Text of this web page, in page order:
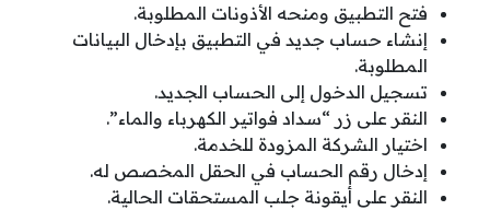
فتح التطبيق ومنحه الأذونات المطلوبة.
إنشاء حساب جديد في التطبيق بإدخال البيانات
المطلوبة.
تسجيل الدخول إلى الحساب الجديد.
النقر على زر “سداد فواتير الكهرباء والماء”.
اختيار الشركة المزودة للخدمة.
إدخال رقم الحساب في الحقل المخصص له.
النقر على أيقونة جلب المستحقات الحالية.